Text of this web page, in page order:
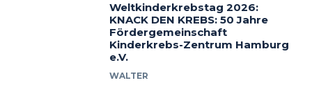
Weltkinderkrebstag 2026:
KNACK DEN KREBS: 50 Jahre
Fördergemeinschaft
Kinderkrebs-Zentrum Hamburg
e.V.
WALTER